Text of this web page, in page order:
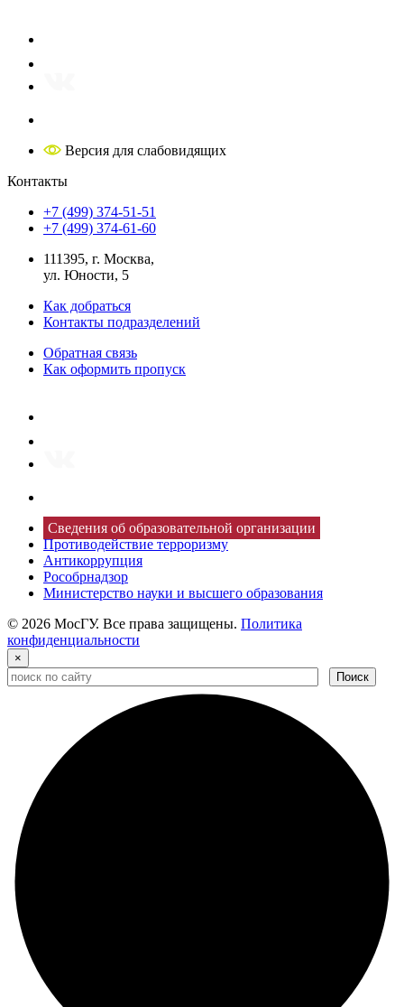
Версия для слабовидящих
Контакты
+7 (499) 374-51-51
+7 (499) 374-61-60
111395, г. Москва,
ул. Юности, 5
Как добраться
Контакты подразделений
Обратная связь
Как оформить пропуск
Сведения об образовательной организации
Противодействие терроризму
Антикоррупция
Рособрнадзор
Министерство науки и высшего образования
© 2026 МосГУ. Все права защищены. Политика
конфиденциальности
×